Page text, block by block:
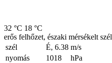
32 °C 18 °C
erős felhőzet, északi mérsékelt szél
szél
É, 6.38 m/s
nyomás
1018
hPa